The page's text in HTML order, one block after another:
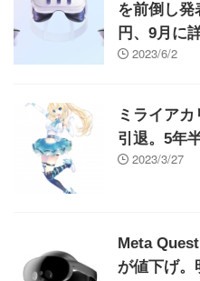
を前倒し発
円、9月に
2023/6/2
ミライア
引退。5年
2023/3/27
Meta
が値下げ。